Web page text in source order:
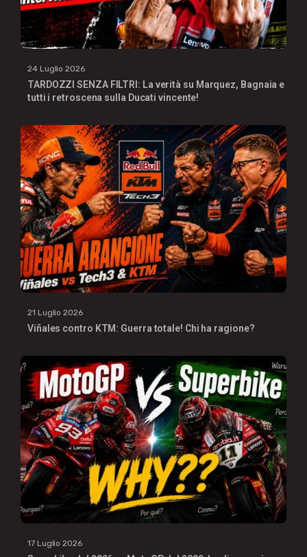
24 Luglio 2026
TARDOZZI SENZA FILTRI: La verità su Marquez, Bagnaia e
tutti i retroscena sulla Ducati vincente!
21 Luglio 2026
Viñales contro KTM: Guerra totale! Chi ha ragione?
17 Luglio 2026